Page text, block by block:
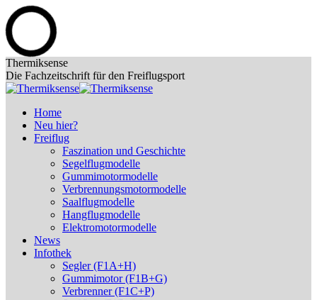
Zum
Inhalt
springen
Thermiksense
Die Fachzeitschrift für den Freiflugsport
Home
Neu hier?
Freiflug
Faszination und Geschichte
Segelflugmodelle
Gummimotormodelle
Verbrennungsmotormodelle
Saalflugmodelle
Hangflugmodelle
Elektromotormodelle
News
Infothek
Segler (F1A+H)
Gummimotor (F1B+G)
Verbrenner (F1C+P)